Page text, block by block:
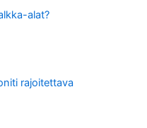
alat?
rajoitettava